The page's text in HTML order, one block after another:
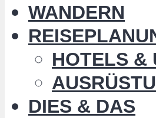
WANDERN
HOTELS &
DIES & DAS